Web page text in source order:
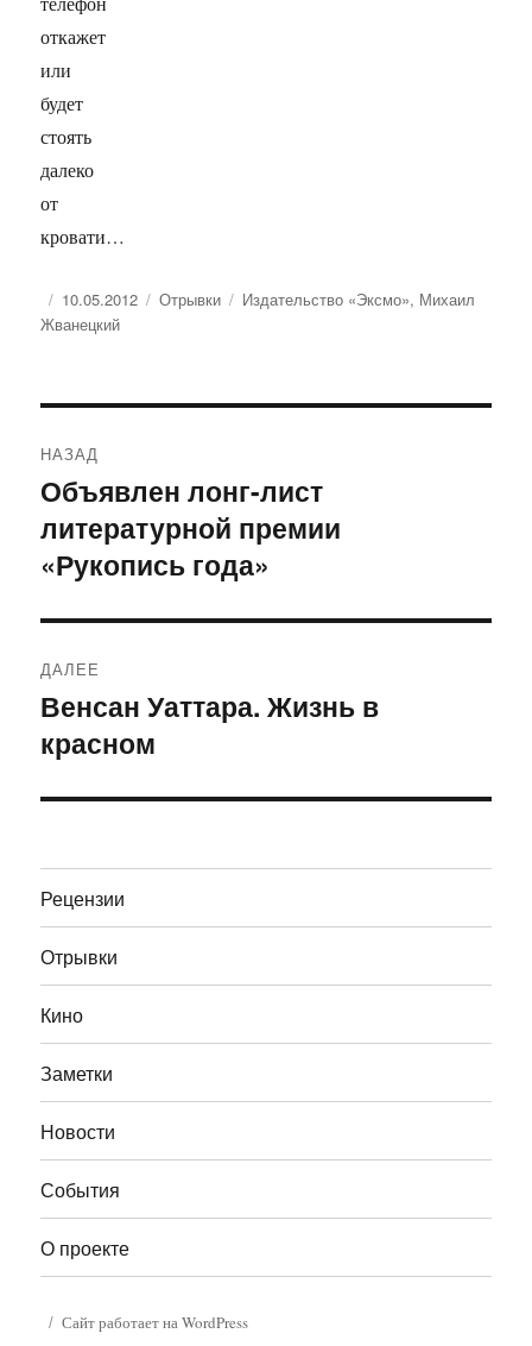
откажет
или
будет
стоять
далеко
от
кровати…
Опубликовано
10.05.2012 Рубрики
Отрывки Метки
Издательство «Эксмо», Михаил
Жванецкий
по
записям
НАЗАД
Предыдущая
запись:
Объявлен лонг-лист
литературной премии
«Рукопись года»
ДАЛЕЕ
Следующая
запись:
Венсан Уаттара. Жизнь в
красном
Рецензии
Отрывки
Кино
Заметки
Новости
События
О проекте
Сайт работает на WordPress